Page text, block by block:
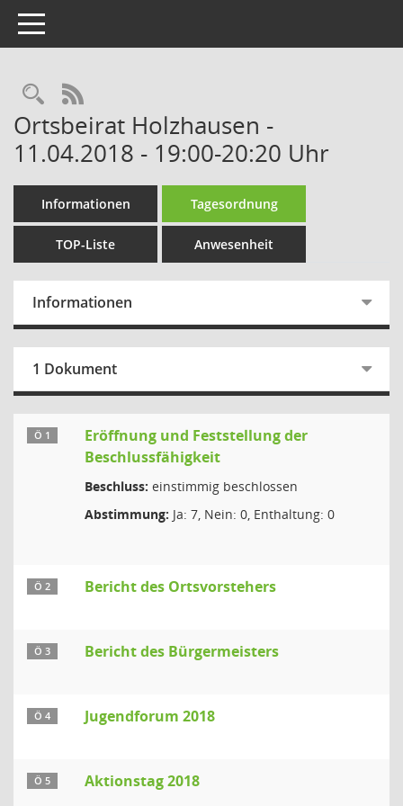
Toggle navigation
Rechercheauswahl
RSS-Feed
Ortsbeirat Holzhausen -
11.04.2018 - 19:00-20:20 Uhr
Informationen Tagesordnung
TOP-Liste Anwesenheit
Informationen
1 Dokument
Ö 1
Eröffnung und Feststellung der
Beschlussfähigkeit
Beschluss: einstimmig beschlossen
Abstimmung: Ja: 7, Nein: 0, Enthaltung: 0
Ö 2 Bericht des Ortsvorstehers
Ö 3 Bericht des Bürgermeisters
Ö 4 Jugendforum 2018
Ö 5 Aktionstag 2018